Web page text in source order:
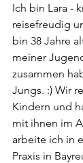
Ich bin Lara -
reisefreudig
bin 38 Jahre
meiner
zusammen
Jungs. :) Wir
Kindern und
mit ihnen im
arbeite ich in
Praxis in